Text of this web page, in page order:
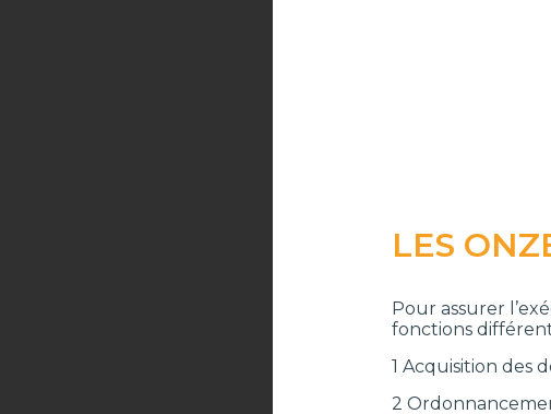
LES
Pour assurer
fonctions
1 Acquisition des
2